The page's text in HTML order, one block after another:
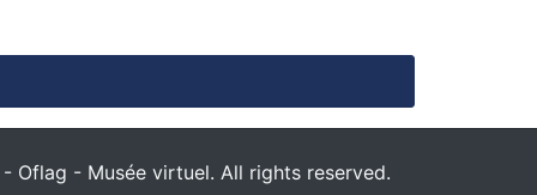
Oflag - Musée virtuel. All rights reserved.